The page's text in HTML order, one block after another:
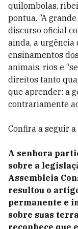
quilombolas,
pontua. “A
discurso oficial
ainda, a urgência
ensinamentos
animais, rios e
direitos tanto
que aprender: a
contrariamente
Confira a seguir
A senhora
sobre a
Assembleia
resultou o
permanente e
sobre suas
reconhece que